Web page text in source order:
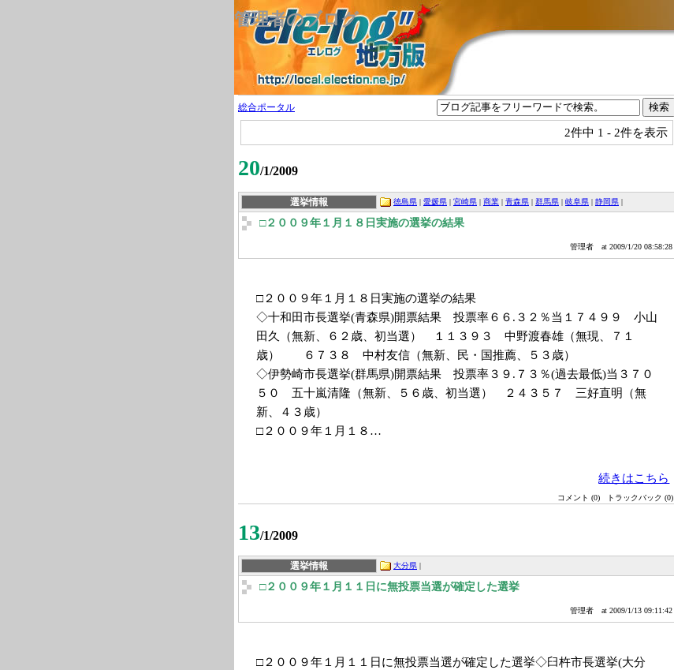
管理者のブログ
総合ポータル
2件中 1 - 2件を表示
20/1/2009
選挙情報 徳島県 | 愛媛県 | 宮崎県 | 商業 | 青森県 | 群馬県 | 岐阜県 | 静岡県 |
□２００９年１月１８日実施の選挙の結果
管理者 at 2009/1/20 08:58:28
□２００９年１月１８日実施の選挙の結果
◇十和田市長選挙(青森県)開票結果 投票率６６.３２％当１７４９９ 小山
田久（無新、６２歳、初当選） １１３９３ 中野渡春雄（無現、７１
歳） ６７３８ 中村友信（無新、民・国推薦、５３歳）
◇伊勢崎市長選挙(群馬県)開票結果 投票率３９.７３％(過去最低)当３７０
５０ 五十嵐清隆（無新、５６歳、初当選） ２４３５７ 三好直明（無
新、４３歳）
□２００９年１月１８…
続きはこちら
コメント (0) トラックバック (0)
13/1/2009
選挙情報 大分県
□２００９年１月１１日に無投票当選が確定した選挙
管理者 at 2009/1/13 09:11:42
□２００９年１月１１日に無投票当選が確定した選挙◇臼杵市長選挙(大分